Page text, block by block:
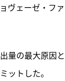
ヴェーゼ・フ
量の最大原因
ットした。